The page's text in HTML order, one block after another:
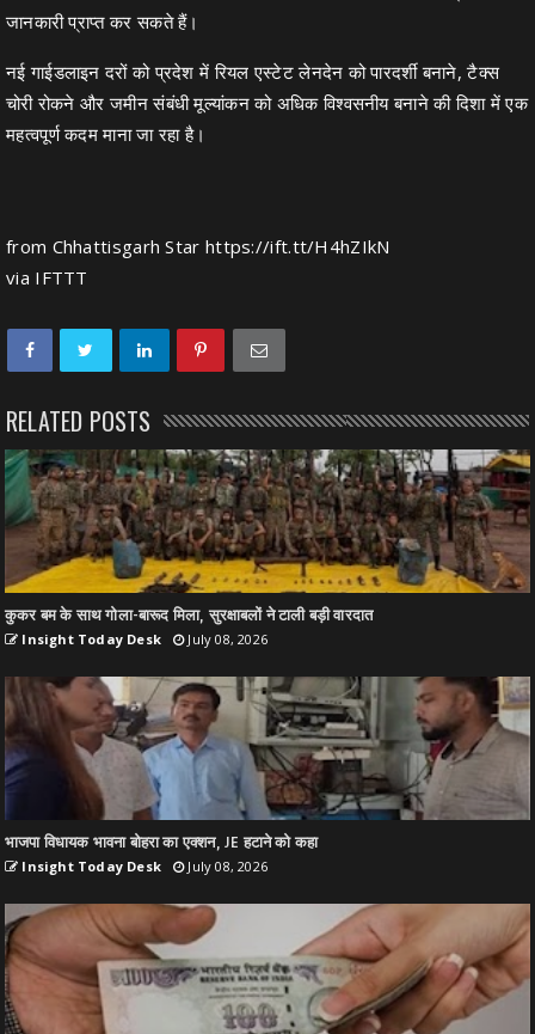
जानकारी प्राप्त कर सकते हैं।
नई गाईडलाइन दरों को प्रदेश में रियल एस्टेट लेनदेन को पारदर्शी बनाने, टैक्स
चोरी रोकने और जमीन संबंधी मूल्यांकन को अधिक विश्वसनीय बनाने की दिशा में एक
महत्वपूर्ण कदम माना जा रहा है।
from Chhattisgarh Star https://ift.tt/H4hZIkN
via IFTTT
RELATED POSTS
कुकर बम के साथ गोला-बारूद मिला, सुरक्षाबलों ने टाली बड़ी वारदात
Insight Today Desk July 08, 2026
भाजपा विधायक भावना बोहरा का एक्शन, JE हटाने को कहा
Insight Today Desk July 08, 2026